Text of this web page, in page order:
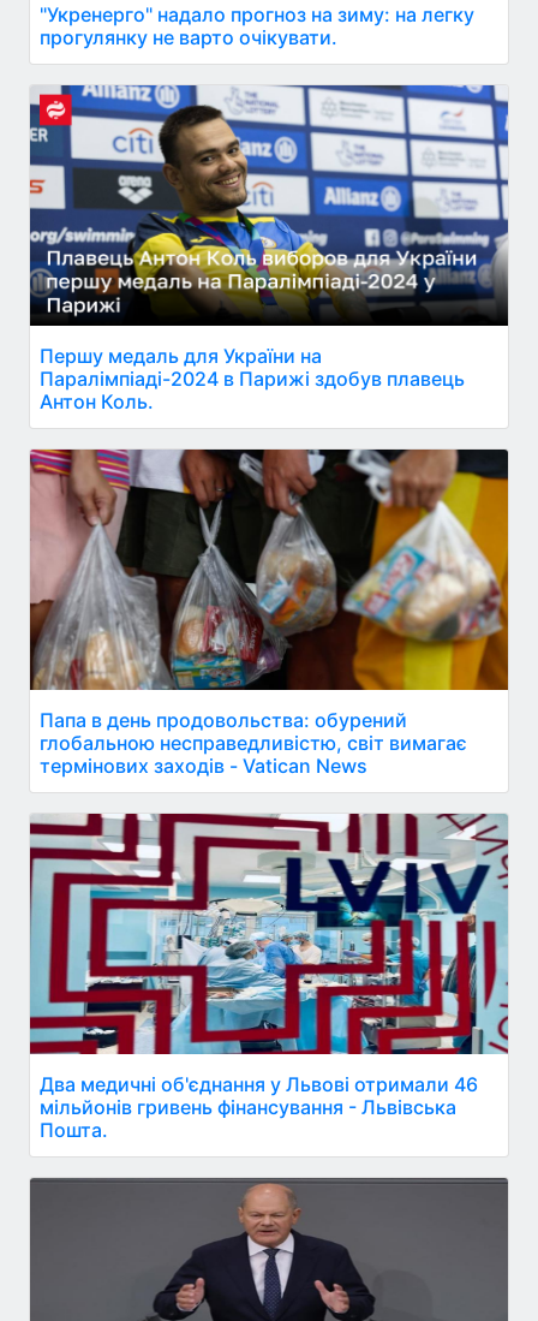
"Укренерго" надало прогноз на зиму: на легку
прогулянку не варто очікувати.
Першу медаль для України на
Паралімпіаді-2024 в Парижі здобув плавець
Антон Коль.
Папа в день продовольства: обурений
глобальною несправедливістю, світ вимагає
термінових заходів - Vatican News
Два медичні об'єднання у Львові отримали 46
мільйонів гривень фінансування - Львівська
Пошта.